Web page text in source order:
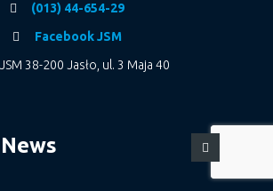
(013) 44-654-29
Facebook JSM
JSM 38-200 Jasło, ul. 3 Maja 40